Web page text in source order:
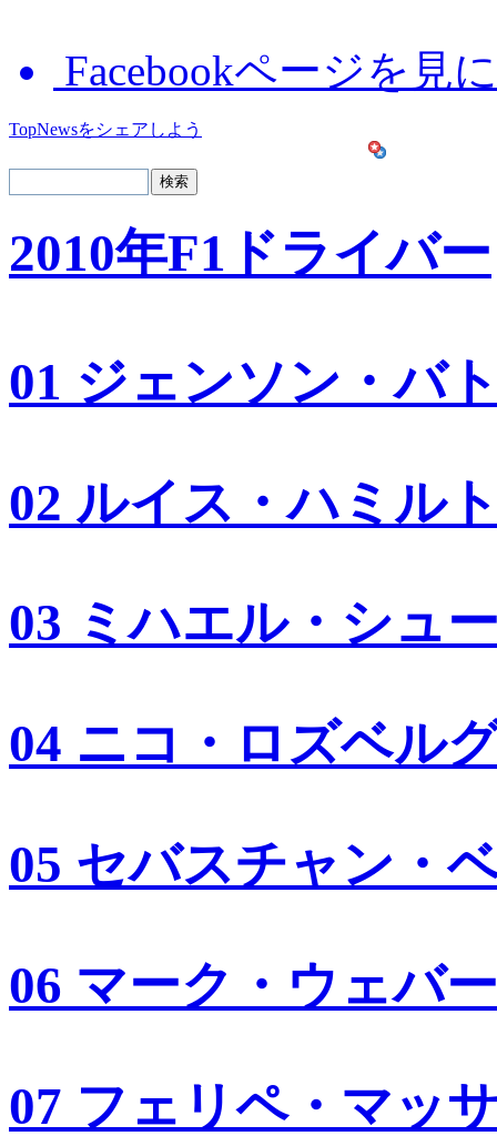
Facebookページを見
TopNewsをシェアしよう
2010年F1ドライバー
01 ジェンソン・バ
02 ルイス・ハミル
03 ミハエル・シュ
04 ニコ・ロズベル
05 セバスチャン・
06 マーク・ウェバー
07 フェリペ・マッ